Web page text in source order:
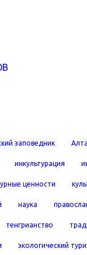
заповедник
инкультурация
ценности
наука
тенгрианство
экологический